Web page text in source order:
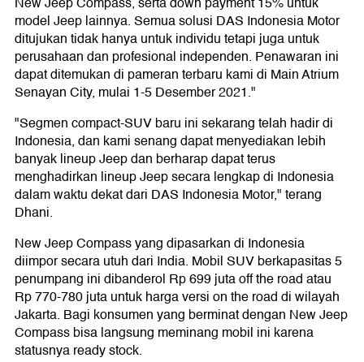
model Jeep lainnya. Semua solusi DAS Indonesia Motor
ditujukan tidak hanya untuk individu tetapi juga untuk
perusahaan dan profesional independen. Penawaran ini
dapat ditemukan di pameran terbaru kami di Main Atrium
Senayan City, mulai 1-5 Desember 2021."
"Segmen compact-SUV baru ini sekarang telah hadir di
Indonesia, dan kami senang dapat menyediakan lebih
banyak lineup Jeep dan berharap dapat terus
menghadirkan lineup Jeep secara lengkap di Indonesia
dalam waktu dekat dari DAS Indonesia Motor," terang
Dhani.
New Jeep Compass yang dipasarkan di Indonesia
diimpor secara utuh dari India. Mobil SUV berkapasitas 5
penumpang ini dibanderol Rp 699 juta off the road atau
Rp 770-780 juta untuk harga versi on the road di wilayah
Jakarta. Bagi konsumen yang berminat dengan New Jeep
Compass bisa langsung meminang mobil ini karena
statusnya ready stock.